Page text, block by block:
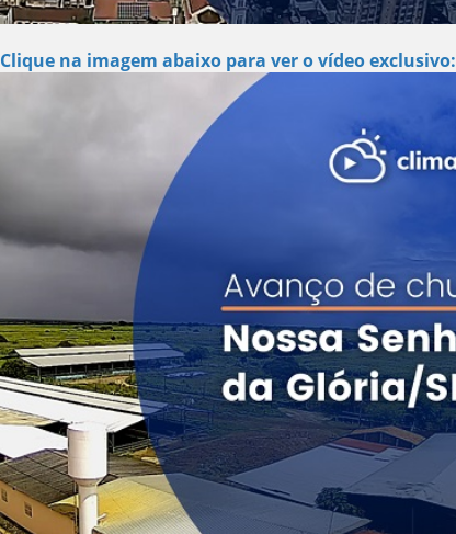
Clique na imagem abaixo para ver o vídeo exclusivo: